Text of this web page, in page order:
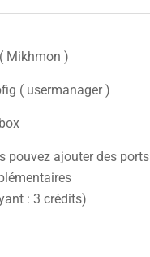
Mikhmon )
( usermanager )
pouvez ajouter des ports
: 3 crédits)